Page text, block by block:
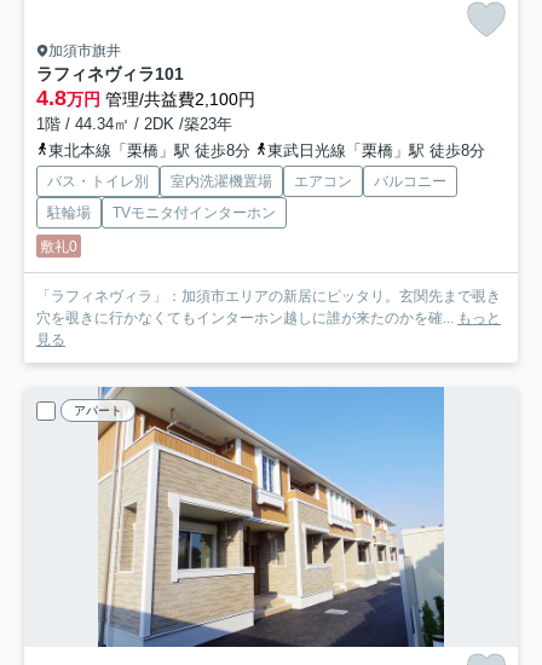
加須市旗井
ラフィネヴィラ101
4.8万円 管理/共益費2,100円
1階 / 44.34㎡ / 2DK /築23年
東北本線「栗橋」駅 徒歩8分
東武日光線「栗橋」駅 徒歩8分
バス・トイレ別 室内洗濯機置場 エアコン
バルコニー
駐輪場
TVモニタ付インターホン
敷礼0
「ラフィネヴィラ」：加須市エリアの新居にピッタリ。玄関先まで覗き
穴を覗きに行かなくてもインターホン越しに誰が来たのかを確... もっと
見る
アパート